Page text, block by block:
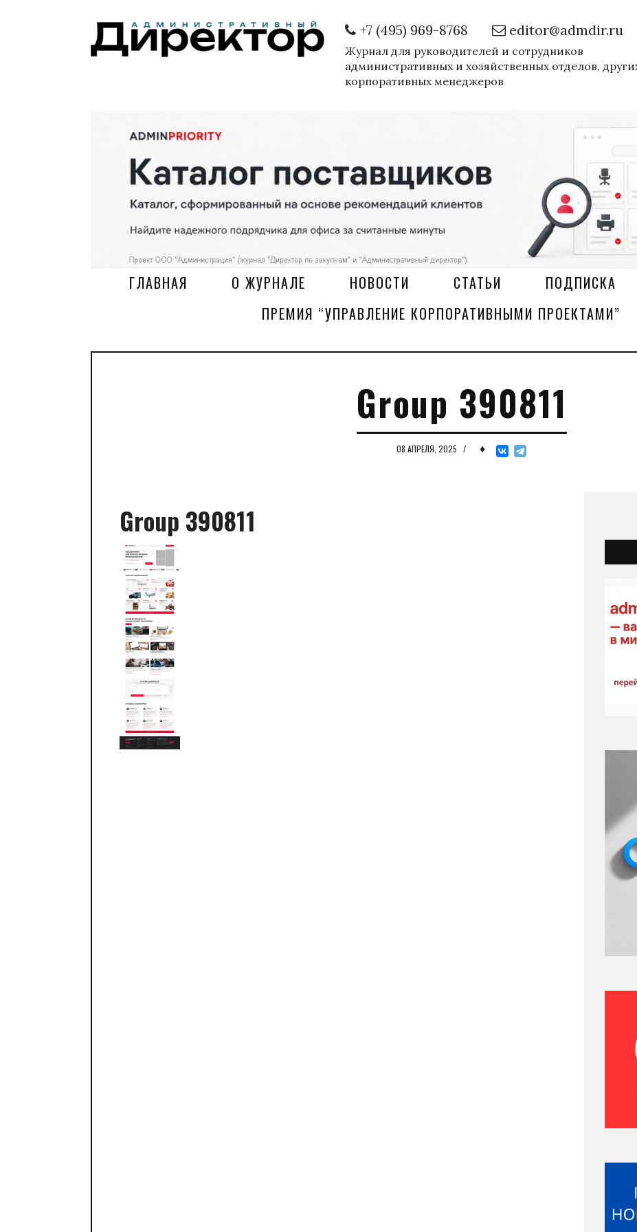
+7 (495) 969-8768 editor@admdir.ru
Журнал для руководителей и сотрудников
административных и хозяйственных отделов,
корпоративных менеджеров
ГЛАВНАЯ О ЖУРНАЛЕ НОВОСТИ СТАТЬИ ПОДПИСКА
ПРЕМИЯ “УПРАВЛЕНИЕ КОРПОРАТИВНЫМИ ПРОЕКТАМИ”
Group 390811
08 АПРЕЛЯ, 2025 / ♦
Group 390811